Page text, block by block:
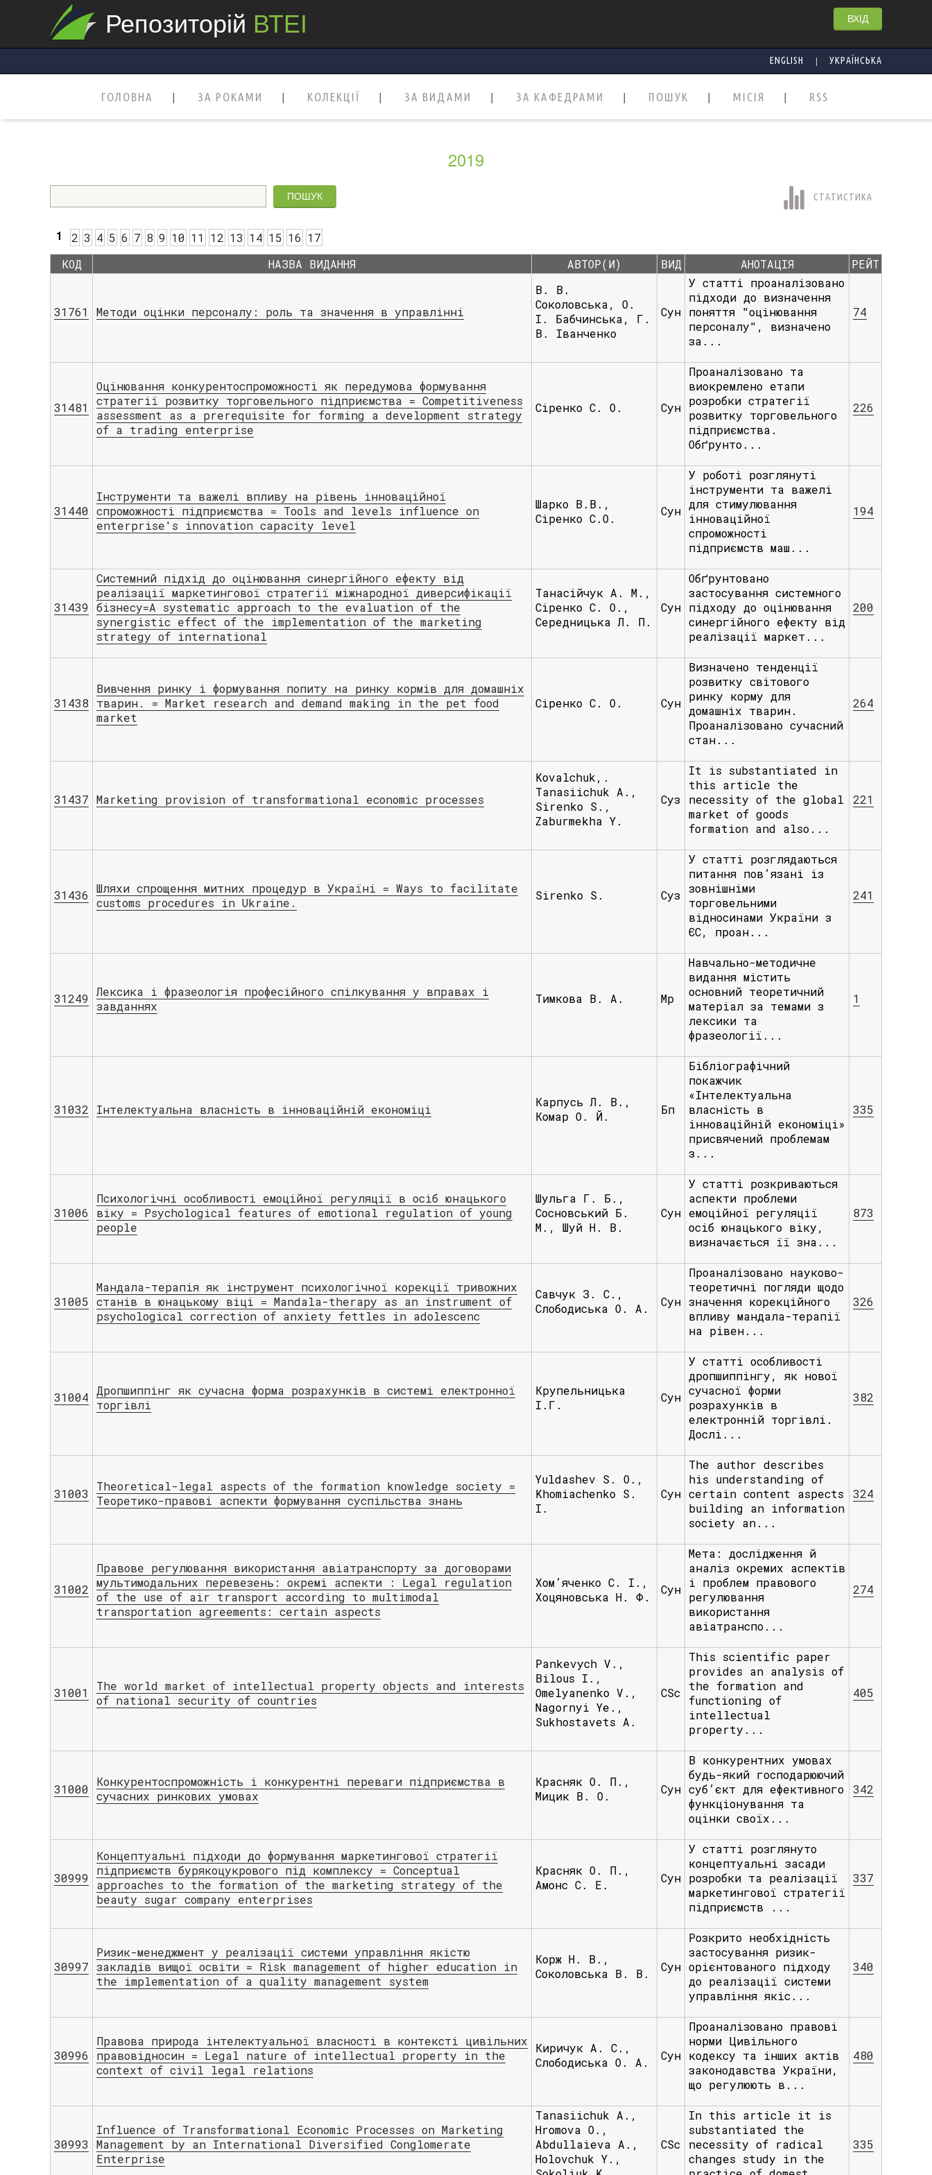
Репозиторій ВТЕІ ВХІД
ENGLISH | УКРАЇНСЬКА
ГОЛОВНА ЗА РОКАМИ КОЛЕКЦІЇ ЗА ВИДАМИ ЗА КАФЕДРАМИ ПОШУК МІСІЯ RSS
2019
СТАТИСТИКА
1 2 3 4 5 6 7 8 9 10 11 12 13 14 15 16 17
КОД
НАЗВА ВИДАННЯ АВТОР(И) ВИД АНОТАЦІЯ РЕЙТ
31761 Методи оцінки персоналу: роль та значення в управлінні
В. В.
Соколовська, О.
І. Бабчинська, Г.
В. Іванченко
Сун
У статті проаналізовано
підходи до визначення
поняття "оцінювання
персоналу", визначено
за...
74
31481
Оцінювання конкурентоспроможності як передумова формування
стратегії розвитку торговельного підприємства = Competitiveness
assessment as a prerequisite for forming a development strategy
of a trading enterprise
Сіренко С. О. Сун
Проаналізовано та
виокремлено етапи
розробки стратегії
розвитку торговельного
підприємства.
Обґрунто...
226
31440
Інструменти та важелі впливу на рівень інноваційної
спроможності підприємства = Tools and levels influence on
enterprise's innovation capacity level
Шарко В.В.,
Сіренко С.О.
Сун
У роботі розглянуті
інструменти та важелі
для стимулювання
інноваційної
спроможності
підприємств маш...
194
31439
Системний підхід до оцінювання синергійного ефекту від
реалізації маркетингової стратегії міжнародної диверсифікації
бізнесу=A systematic approach to the evaluation of the
synergistic effect of the implementation of the marketing
strategy of international
Танасійчук А. М.,
Сіренко С. О.,
Середницька Л. П.
Сун
Обґрунтовано
застосування системного
підходу до оцінювання
синергійного ефекту від
реалізації маркет...
200
31438
Вивчення ринку і формування попиту на ринку кормів для домашніх
тварин. = Market research and demand making in the pet food
market
Сіренко С. О. Сун
Визначено тенденції
розвитку світового
ринку корму для
домашніх тварин.
Проаналізовано сучасний
стан...
264
31437 Marketing provision of transformational economic processes
Kovalchuk,.
Tanasiichuk A.,
Sirenko S.,
Zaburmekha Y.
Суз
It is substantiated in
this article the
necessity of the global
market of goods
formation and also...
221
31436
Шляхи спрощення митних процедур в Україні = Ways to facilitate
customs procedures in Ukraine.
Sirenko S. Суз
У статті розглядаються
питання пов’язані із
зовнішніми
торговельними
відносинами України з
ЄС, проан...
241
31249 Лексика і фразеологія професійного спілкування у вправах і
завданнях
Тимкова В. А. Мр
Навчально-методичне
видання містить
основний теоретичний
матеріал за темами з
лексики та
фразеології...
1
31032 Інтелектуальна власність в інноваційній економіці
Карпусь Л. В.,
Комар О. Й.
Бп
Бібліографічний
покажчик
«Інтелектуальна
власність в
інноваційній економіці»
присвячений проблемам
з...
335
31006
Психологічні особливості емоційної регуляції в осіб юнацького
віку = Psychological features of emotional regulation of young
people
Шульга Г. Б.,
Сосновський Б.
М., Шуй Н. В.
Сун
У статті розкриваються
аспекти проблеми
емоційної регуляції
осіб юнацького віку,
визначається її зна...
873
31005
Мандала-терапія як інструмент психологічної корекції тривожних
станів в юнацькому віці = Mandalа-therapy as an instrument of
psychological correction of anxiety fettles in adolescenc
Савчук З. С.,
Слободиська О. А.
Сун
Проаналізовано науково-
теоретичні погляди щодо
значення корекційного
впливу мандала-терапії
на рівен...
326
31004
Дропшиппінг як сучасна форма розрахунків в системі електронної
торгівлі
Крупельницька
І.Г.
Сун
У статті особливості
дропшиппінгу, як нової
сучасної форми
розрахунків в
електронній торгівлі.
Дослі...
382
31003
Theoretical-legal aspects of the formation knowledge society =
Теоретико-правові аспекти формування суспільства знань
Yuldashev S. О.,
Khomiachenko S.
I.
Сун
The author describes
his understanding of
certain content aspects
building an information
society an...
324
31002
Правове регулювання використання авіатранспорту за договорами
мультимодальних перевезень: окремі аспекти : Legal regulation
of the use of air transport according to multimodal
transportation agreements: certain aspects
Хом’яченко С. І.,
Хоцяновська Н. Ф.
Сун
Мета: дослідження й
аналіз окремих аспектів
і проблем правового
регулювання
використання
авіатранспо...
274
31001
The world market of intellectual property objects and interests
of national security of countries
Pankevych V.,
Bilous I.,
Omelyanenko V.,
Nagornyi Ye.,
Sukhostavets A.
СSc
This scientific paper
provides an analysis of
the formation and
functioning of
intellectual
property...
405
31000
Конкурентоспроможність і конкурентні переваги підприємства в
сучасних ринкових умовах
Красняк О. П.,
Мицик В. О.
Сун
В конкурентних умовах
будь-який господарюючий
суб’єкт для ефективного
функціонування та
оцінки своїх...
342
30999
Концептуальні підходи до формування маркетингової стратегії
підприємств бурякоцукрового під комплексу = Conceptual
approaches to the formation of the marketing strategy of the
beauty sugar company enterprises
Красняк О. П.,
Амонс С. Е.
Сун
У статті розглянуто
концептуальні засади
розробки та реалізації
маркетингової стратегії
підприємств ...
337
30997
Ризик-менеджмент у реалізації системи управління якістю
закладів вищої освіти = Risk management of higher education in
the implementation of a quality management system
Корж Н. В.,
Соколовська В. В.
Сун
Розкрито необхідність
застосування ризик-
орієнтованого підходу
до реалізації системи
управління якіс...
340
30996
Правова природа інтелектуальної власності в контексті цивільних
правовідносин = Legal nature of intellectual property in the
context of civil legal relations
Киричук А. С.,
Слободиська О. А.
Сун
Проаналізовано правові
норми Цивільного
кодексу та інших актів
законодавства України,
що регулюють в...
480
30993
Influence of Transformational Economic Processes on Marketing
Management by an International Diversified Conglomerate
Enterprise
Tanasiichuk A.,
Hromova O.,
Abdullaieva A.,
Holovchuk Y.,
СSc
In this article it is
substantiated the
necessity of radical
changes study in the
335